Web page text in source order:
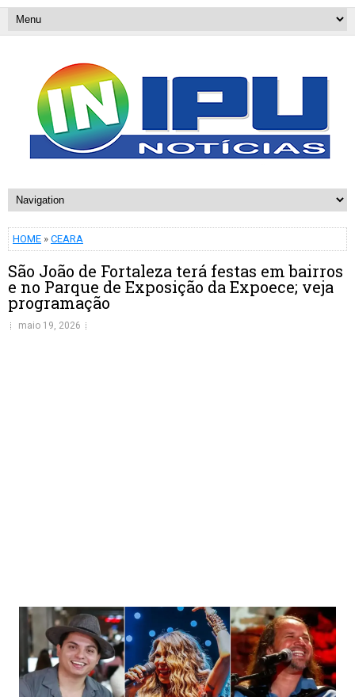
HOME » CEARA
São João de Fortaleza terá festas em bairros
e no Parque de Exposição da Expoece; veja
programação
maio 19, 2026